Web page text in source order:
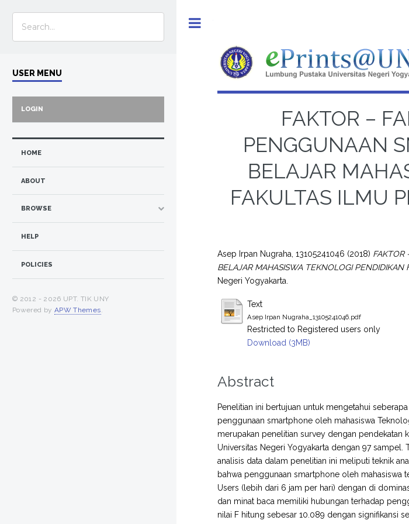
FAKTOR –
PENGGUNAAN
BELAJAR
FAKULTAS ILMU
Asep Irpan Nugraha, 13105241046 (2018) FAKTOR
BELAJAR MAHASISWA TEKNOLOGI PENDIDIKAN
Negeri Yogyakarta.
Text
Asep Irpan Nugraha_13105241046.pdf
Restricted to Registered users only
Download (3MB)
Abstract
Penelitian ini bertujuan untuk mengetahui
penggunaan smartphone oleh mahasiswa
merupakan penelitian survey dengan pendekatan
Universitas Negeri Yogyakarta dengan 97
analisis data dalam penelitian ini meliputi teknik
bahwa penggunaan smartphone oleh mahasiswa
Users (lebih dari 6 jam per hari) dengan di
dan minat baca memiliki hubungan terhadap
nilai F hitung sebesar 10.089 dengan signifikansi
USER MENU
LOGIN
HOME
ABOUT
BROWSE
HELP
POLICIES
© 2012 - 2026 UPT. TIK UNY
Powered by APW Themes